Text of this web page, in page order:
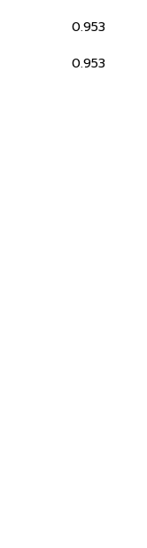
0.953
0.953